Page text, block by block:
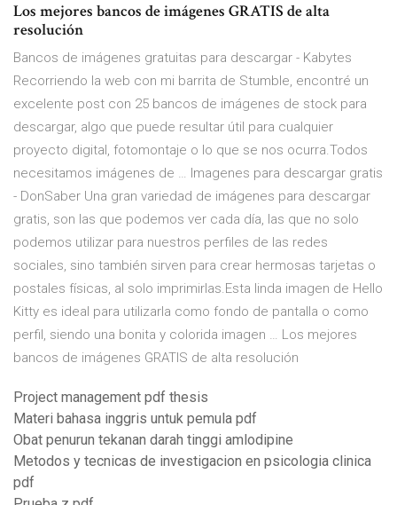
Los mejores bancos de imágenes GRATIS de alta
resolución
Bancos de imágenes gratuitas para descargar - Kabytes
Recorriendo la web con mi barrita de Stumble, encontré un
excelente post con 25 bancos de imágenes de stock para
descargar, algo que puede resultar útil para cualquier
proyecto digital, fotomontaje o lo que se nos ocurra.Todos
necesitamos imágenes de … Imagenes para descargar gratis
- DonSaber Una gran variedad de imágenes para descargar
gratis, son las que podemos ver cada día, las que no solo
podemos utilizar para nuestros perfiles de las redes
sociales, sino también sirven para crear hermosas tarjetas o
postales físicas, al solo imprimirlas.Esta linda imagen de Hello
Kitty es ideal para utilizarla como fondo de pantalla o como
perfil, siendo una bonita y colorida imagen … Los mejores
bancos de imágenes GRATIS de alta resolución
Project management pdf thesis
Materi bahasa inggris untuk pemula pdf
Obat penurun tekanan darah tinggi amlodipine
Metodos y tecnicas de investigacion en psicologia clinica
pdf